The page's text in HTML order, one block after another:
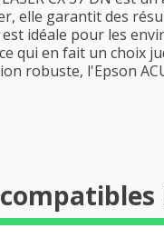
elle garantit des
idéale pour les
qui en fait un choix
robuste, l'Epson